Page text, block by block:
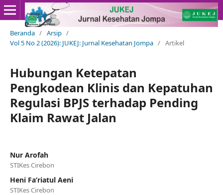
Beranda / Arsip /
Vol 5 No 2 (2026): JUKEJ: Jurnal Kesehatan Jompa / Artikel
Hubungan Ketepatan
Pengkodean Klinis dan Kepatuhan
Regulasi BPJS terhadap Pending
Klaim Rawat Jalan
Nur Arofah
STIKes Cirebon
Heni Fa’riatul Aeni
STIKes Cirebon